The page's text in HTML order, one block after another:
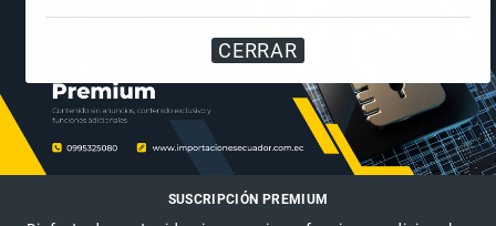
CERRAR
SUSCRIPCIÓN PREMIUM